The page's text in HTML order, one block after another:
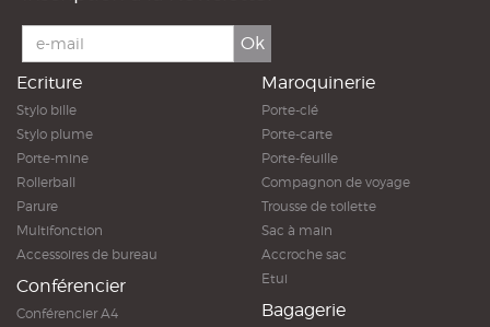
Ok
Ecriture
Stylo bille
Stylo plume
Porte-mine
Rollerball
Parure
Multifonction
Accessoires de bureau
Conférencier
Conférencier A4
Maroquinerie
Porte-clé
Porte-carte
Porte-feuille
Compagnon de voyage
Trousse de toilette
Sac à main
Accroche sac
Etui
Bagagerie